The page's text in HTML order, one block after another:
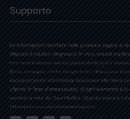
Supporto
Le informazioni riportate nella presente pagina e
dispositivi medico-diagnostici in vitro, presidi
non hanno alcuna natura pubblicitaria.Tutti i
(testi, immagini, anche fotografiche, descrizioni
esclusivamente informativa, funzionale alla mera
cliente, in fase di preacquisto, di ogni elemento e/
venduti in rete da Oasi Medica. Quanto sopra a
ottemperanza alla normativa vigente.